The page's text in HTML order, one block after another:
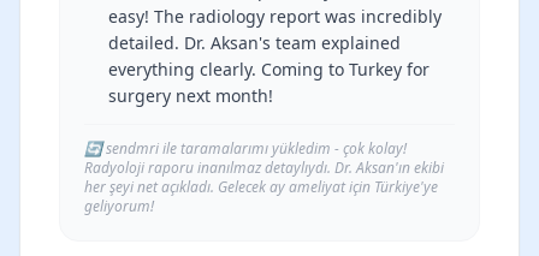
easy! The radiology report was incredibly
detailed. Dr. Aksan's team explained
everything clearly. Coming to Turkey for
surgery next month!
🔄sendmri ile taramalarımı yükledim - çok kolay!
Radyoloji raporu inanılmaz detaylıydı. Dr. Aksan'ın ekibi
her şeyi net açıkladı. Gelecek ay ameliyat için Türkiye'ye
geliyorum!